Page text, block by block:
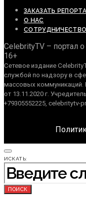
ЗАКАЗАТЬ
О НАС
СОТРУДНИЧЕСТВО
CelebrityTV – портал
16+
Сетевое издание
службой по надзору в
массовых коммуникаций.
от 13.11.2020 г.
+79305552225, celebritytv-
ИСКАТЬ:
ПОИСК